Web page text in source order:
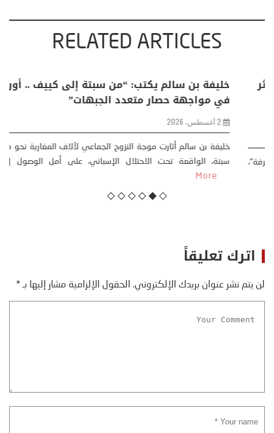
RELATED ARTICLES
منذر بالضيافي يكتب حول: التغيرات المناخية: اكثر
من ظاهرة طبيعية .. تحول اجتماعي وحضاري (
مقاربة سوسيولوجية )
كتب: منذر بالضيافي بدأت قصتي مع التغييرات المناخية ” المتطرفة”،
منذ نهاية ثمانينات القرن الماضي، حين أطردنا ...
اترك تعليقاً
لن يتم نشر عنوان بريدك الإلكتروني. الحقول الإلزامية مشار إليها بـ*